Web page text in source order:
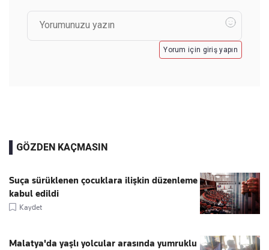
Yorum için giriş yapın
GÖZDEN KAÇMASIN
Suça sürüklenen çocuklara ilişkin düzenleme
kabul edildi
Kaydet
Malatya'da yaşlı yolcular arasında yumruklu